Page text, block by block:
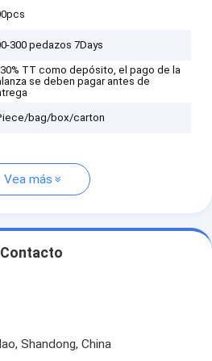
300 pedazos 7Days
30% TT como depósito, el pago de la
se deben pagar antes de
bag/box/carton
Vea más
Contacto
Shandong, China